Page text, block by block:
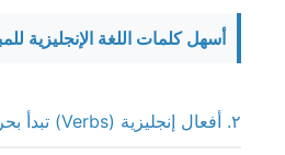
.أسهل كلمات اللغة الإنجليزية
٢. أفعال إنجليزية (Verbs) تبدأ بحرف D.